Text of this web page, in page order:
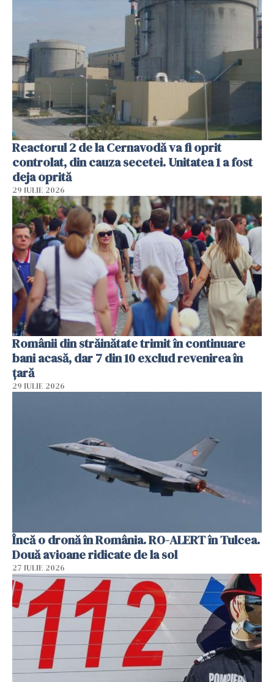
Reactorul 2 de la Cernavodă va fi oprit
controlat, din cauza secetei. Unitatea 1 a fost
deja oprită
29 IULIE 2026
Românii din străinătate trimit în continuare
bani acasă, dar 7 din 10 exclud revenirea în
țară
29 IULIE 2026
Încă o dronă în România. RO-ALERT în Tulcea.
Două avioane ridicate de la sol
27 IULIE 2026